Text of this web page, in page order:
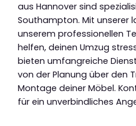
aus Hannover sind
Southampton. Mit unserer
unserem professionellen
helfen, deinen Umzug
bieten umfangreiche
von der Planung über den
Montage deiner Möbel.
für ein unverbindliches